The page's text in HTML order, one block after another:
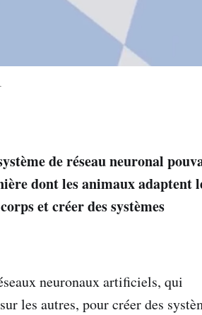
de réseau neuronal
dont les animaux adaptent
et créer des systèmes
neuronaux artificiels, qui
les autres, pour créer des